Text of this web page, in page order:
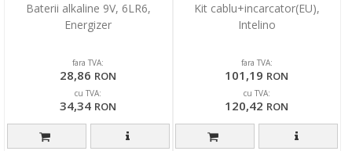
Baterii alkaline 9V, 6LR6,
Energizer
fara TVA:
28,86 RON
cu TVA:
34,34 RON
Kit cablu+incarcator(EU),
Intelino
fara TVA:
101,19 RON
cu TVA:
120,42 RON